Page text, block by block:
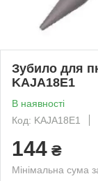
Зубило для
KAJA18E1
В наявності
Код: KAJA18E1
144 ₴
Мінімальна сума